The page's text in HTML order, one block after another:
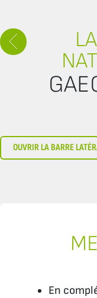
OUVRIR LA BARRE
En